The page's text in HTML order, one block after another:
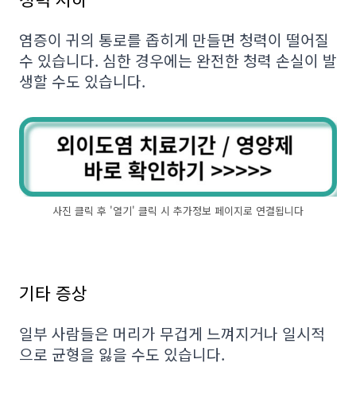
염증이 귀의 통로를 좁히게 만들면 청력이 떨어질
수 있습니다. 심한 경우에는 완전한 청력 손실이 발
생할 수도 있습니다.
사진 클릭 후 '열기' 클릭 시 추가정보 페이지로 연결됩니다
기타 증상
일부 사람들은 머리가 무겁게 느껴지거나 일시적
으로 균형을 잃을 수도 있습니다.